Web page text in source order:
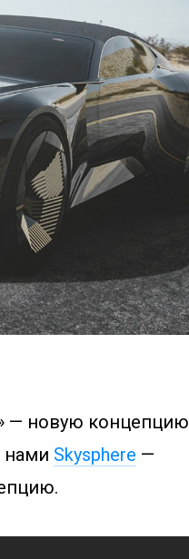
— новую концепцию
нами Skysphere —